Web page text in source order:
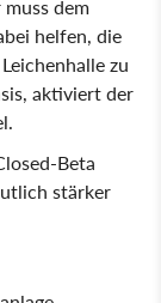
dem
helfen, die
zu
aktiviert der
Beta
stärker